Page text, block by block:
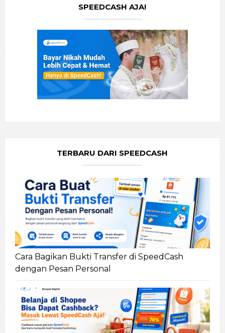
SPEEDCASH AJA!
TERBARU DARI SPEEDCASH
Cara Bagikan Bukti Transfer di SpeedCash
dengan Pesan Personal